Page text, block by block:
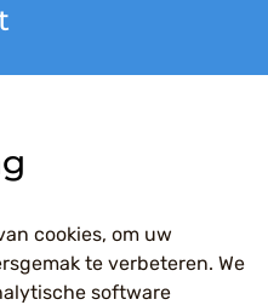
cookies, om uw
te verbeteren. We
software